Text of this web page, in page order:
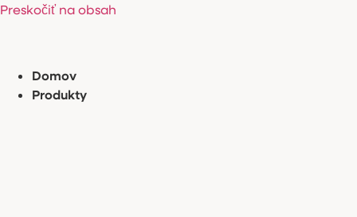
Preskočiť na obsah
Domov
Produkty